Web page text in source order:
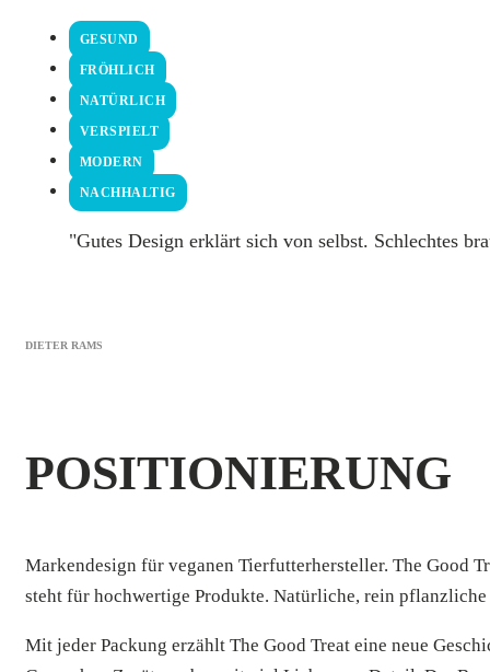
GESUND
FRÖHLICH
NATÜRLICH
VERSPIELT
MODERN
NACHHALTIG
"Gutes Design erklärt sich von selbst. Schlechtes
DIETER RAMS
POSITIONIERUNG
Markendesign für veganen Tierfutterhersteller. The Good
steht für hochwertige Produkte. Natürliche, rein
Mit jeder Packung erzählt The Good Treat eine neue